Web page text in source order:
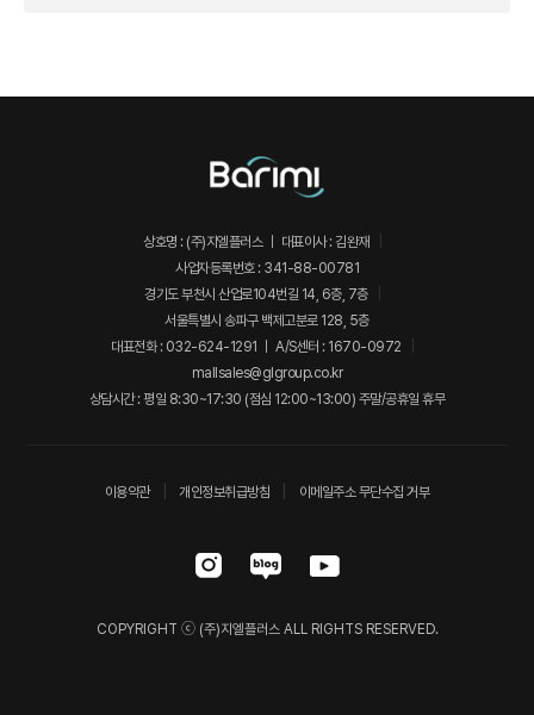
COPYRIGHT ⓒ (주)지엘플러스 ALL RIGHTS RESERVED.
상호명 : (주)지엘플러스 ｜ 대표이사 : 김완재
사업자등록번호 : 341-88-00781
경기도 부천시 산업로104번길 14, 6층, 7층
서울특별시 송파구 백제고분로 128, 5층
대표전화 : 032-624-1291 ｜ A/S센터 : 1670-0972
mallsales@glgroup.co.kr
상담시간 : 평일 8:30~17:30 (점심 12:00~13:00) 주말/공휴일 휴무
이용약관 개인정보취급방침 이메일주소 무단수집 거부